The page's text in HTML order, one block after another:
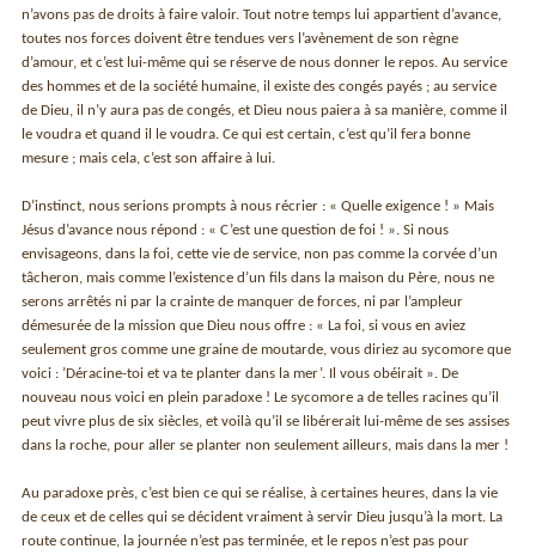
n’avons pas de droits à faire valoir. Tout notre temps lui appartient d’avance,
toutes nos forces doivent être tendues vers l’avènement de son règne
d’amour, et c’est lui-même qui se réserve de nous donner le repos. Au service
des hommes et de la société humaine, il existe des congés payés ; au service
de Dieu, il n’y aura pas de congés, et Dieu nous paiera à sa manière, comme il
le voudra et quand il le voudra. Ce qui est certain, c’est qu’il fera bonne
mesure ; mais cela, c’est son affaire à lui.
D’instinct, nous serions prompts à nous récrier : « Quelle exigence ! » Mais
Jésus d’avance nous répond : « C’est une question de foi ! ». Si nous
envisageons, dans la foi, cette vie de service, non pas comme la corvée d’un
tâcheron, mais comme l’existence d’un fils dans la maison du Père, nous ne
serons arrêtés ni par la crainte de manquer de forces, ni par l’ampleur
démesurée de la mission que Dieu nous offre : « La foi, si vous en aviez
seulement gros comme une graine de moutarde, vous diriez au sycomore que
voici : ’Déracine-toi et va te planter dans la mer’. Il vous obéirait ». De
nouveau nous voici en plein paradoxe ! Le sycomore a de telles racines qu’il
peut vivre plus de six siècles, et voilà qu’il se libérerait lui-même de ses assises
dans la roche, pour aller se planter non seulement ailleurs, mais dans la mer !
Au paradoxe près, c’est bien ce qui se réalise, à certaines heures, dans la vie
de ceux et de celles qui se décident vraiment à servir Dieu jusqu’à la mort. La
route continue, la journée n’est pas terminée, et le repos n’est pas pour